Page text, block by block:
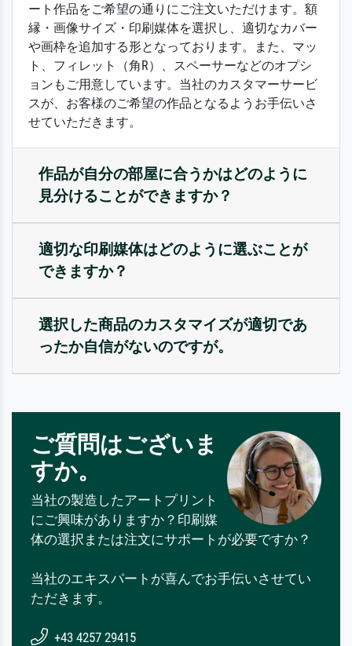
ート作品をご希望の通りにご注文いただけます。額
縁・画像サイズ・印刷媒体を選択し、適切なカバー
や画枠を追加する形となっております。また、マッ
ト、フィレット（角R）、スペーサーなどのオプシ
ョンもご用意しています。当社のカスタマーサービ
スが、お客様のご希望の作品となるようお手伝いさ
せていただきます。
作品が自分の部屋に合うかはどのように
見分けることができますか？
適切な印刷媒体はどのように選ぶことが
できますか？
選択した商品のカスタマイズが適切であ
ったか自信がないのですが。
ご質問はございま
すか。
当社の製造したアートプリント
にご興味がありますか？印刷媒
体の選択または注文にサポートが必要ですか？
当社のエキスパートが喜んでお手伝いさせてい
ただきます。
+43 4257 29415